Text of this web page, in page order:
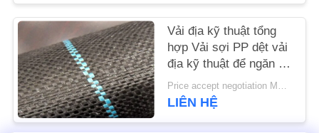
SƠ
ĐỒ
TRANG
WEB
Vải địa kỹ thuật tổng
hợp Vải sợi PP dệt vải
địa kỹ thuật để ngăn cỏ
mọc
Price accept negotiation MOQ:1000 m2
LIÊN HỆ